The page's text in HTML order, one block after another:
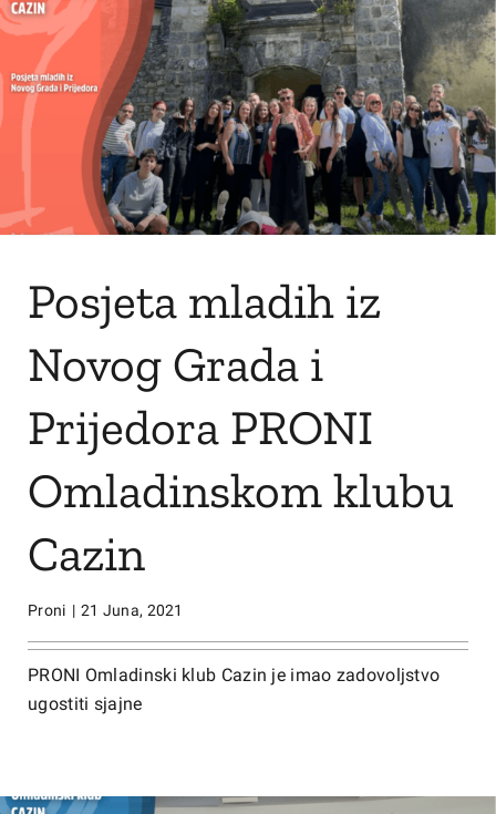
Posjeta mladih iz
Novog Grada i
Prijedora PRONI
Omladinskom klubu
Cazin
Proni | 21 Juna, 2021
PRONI Omladinski klub Cazin je imao zadovoljstvo
ugostiti sjajne